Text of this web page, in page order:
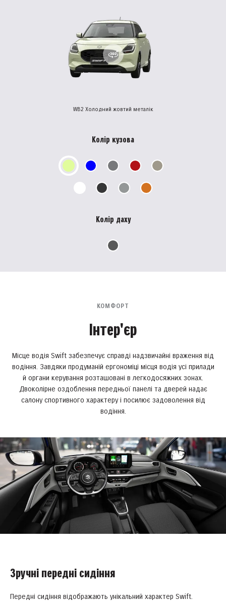
WB2 Холодний жовтий металік
Колір кузова
Колір даху
КОМФОРТ
Інтер'єр
Місце водія Swift забезпечує справді надзвичайні враження від
водіння. Завдяки продуманій ергономіці місця водія усі прилади
й органи керування розташовані в легкодосяжних зонах.
Двоколірне оздоблення передньої панелі та дверей надає
салону спортивного характеру і посилює задоволення від
водіння.
Зручні передні сидіння
Передні сидіння відображають унікальний характер Swift.